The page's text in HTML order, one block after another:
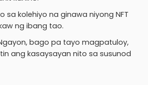
sa kolehiyo na ginawa niyong NFT
ng ibang tao.
bago pa tayo magpatuloy,
ang kasaysayan nito sa susunod